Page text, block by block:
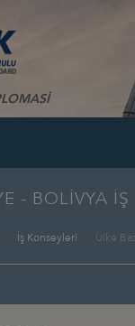
- BOLİVYA
İş Konseyleri Ülke